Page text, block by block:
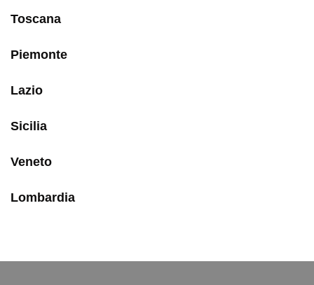
Toscana
Piemonte
Lazio
Sicilia
Veneto
Lombardia